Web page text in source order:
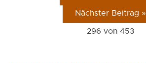
Nächster Beitrag »
296 von 453